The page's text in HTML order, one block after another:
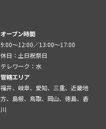
オープン時間
9:00～12:00／13:00～17:00
休日：土日祝祭日
テレワーク：水
管轄エリア
福井、岐阜、愛知、三重、近畿地
方、島根、鳥取、岡山、徳島、香
川